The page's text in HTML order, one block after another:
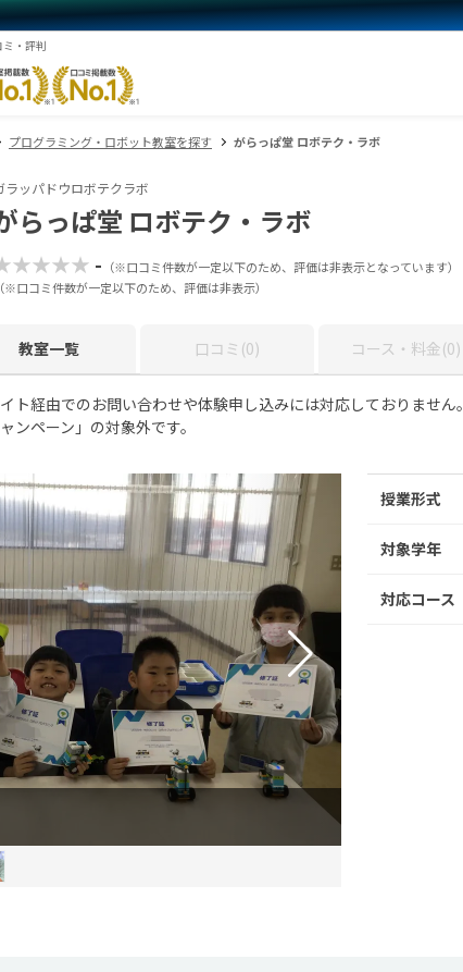
・評判
プログラミング・ロボット教室を探す がらっぱ堂 ロボテク・ラボ
ラッパドウロボテクラボ
らっぱ堂 ロボテク・ラボ
- （※口コミ件数が一定以下のため、評価は非表示となっています）
（※口コミ件数が一定以下のため、評価は非表示）
教室一覧 口コミ(0) コース・料金(0)
ト経由でのお問い合わせや体験申し込みには対応しておりません。
ペーン」の対象外です。
授業形式
対象学年
対応コース